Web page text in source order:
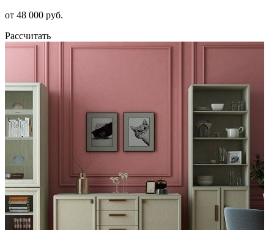
от 48 000 руб.
Рассчитать